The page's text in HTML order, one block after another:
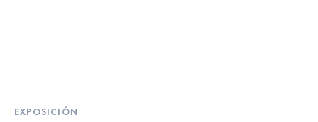
EXPOSICIÓN